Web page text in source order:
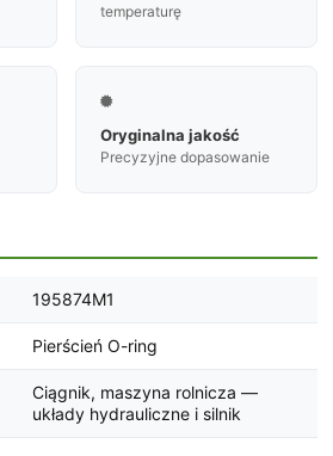
temperaturę

Oryginalna jakość
Precyzyjne dopasowanie
195874M1
Pierścień O-ring
Ciągnik, maszyna rolnicza —
układy hydrauliczne i silnik